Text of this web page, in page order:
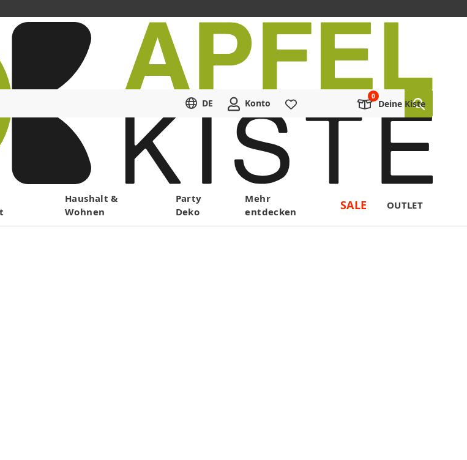
DE Konto Deine Kiste
Haushalt &
Wohnen
Party
Deko
Mehr
entdecken
SALE OUTLET